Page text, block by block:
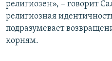
религиозен», – говорит
религиозная
подразумевает
корням.